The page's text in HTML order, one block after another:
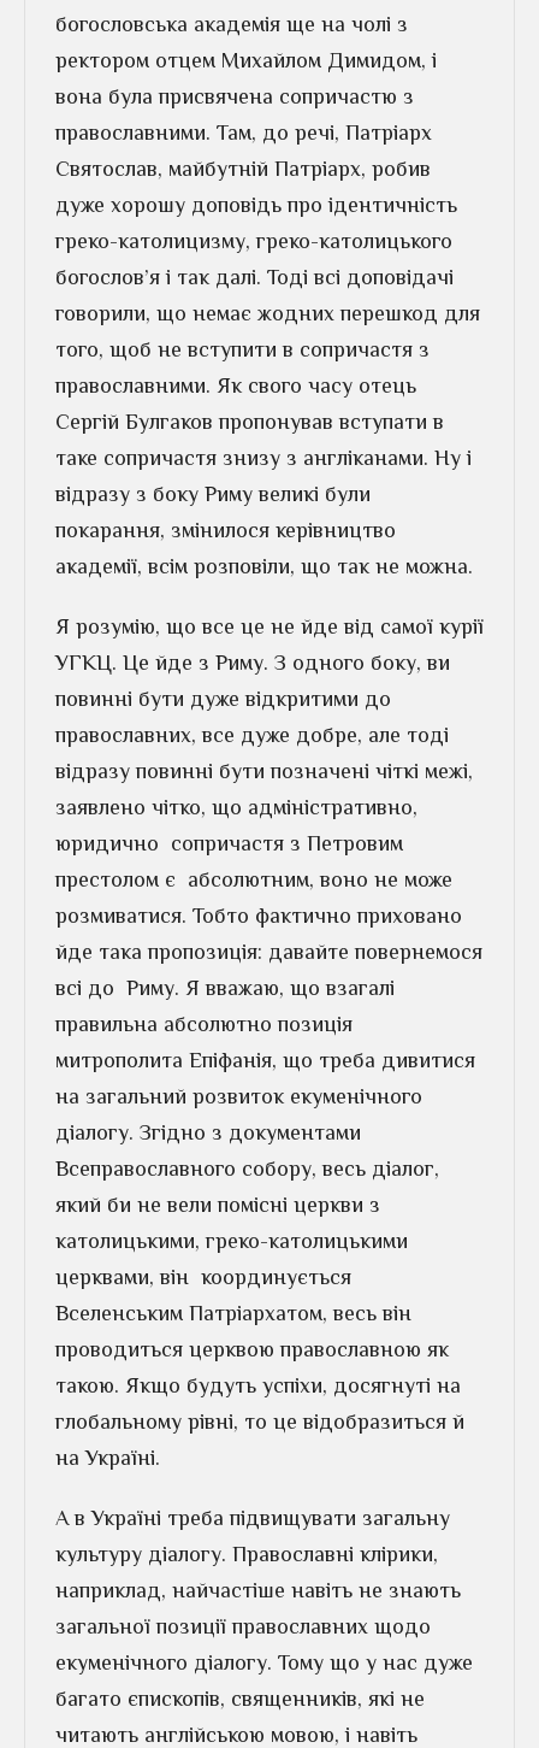
богословська академія ще на чолі з
ректором отцем Михайлом Димидом, і
вона була присвячена сопричастю з
православними. Там, до речі, Патріарх
Святослав, майбутній Патріарх, робив
дуже хорошу доповідь про ідентичність
греко-католицизму, греко-католицького
богослов’я і так далі. Тоді всі доповідачі
говорили, що немає жодних перешкод для
того, щоб не вступити в сопричастя з
православними. Як свого часу отець
Сергій Булгаков пропонував вступати в
таке сопричастя знизу з англіканами. Ну і
відразу з боку Риму великі були
покарання, змінилося керівництво
академії, всім розповіли, що так не можна.
Я розумію, що все це не йде від самої курії
УГКЦ. Це йде з Риму. З одного боку, ви
повинні бути дуже відкритими до
православних, все дуже добре, але тоді
відразу повинні бути позначені чіткі межі,
заявлено чітко, що адміністративно,
юридично сопричастя з Петровим
престолом є абсолютним, воно не може
розмиватися. Тобто фактично приховано
йде така пропозиція: давайте повернемося
всі до Риму. Я вважаю, що взагалі
правильна абсолютно позиція
митрополита Епіфанія, що треба дивитися
на загальний розвиток екуменічного
діалогу. Згідно з документами
Всеправославного собору, весь діалог,
який би не вели помісні церкви з
католицькими, греко-католицькими
церквами, він координується
Вселенським Патріархатом, весь він
проводиться церквою православною як
такою. Якщо будуть успіхи, досягнуті на
глобальному рівні, то це відобразиться й
на Україні.
А в Україні треба підвищувати загальну
культуру діалогу. Православні клірики,
наприклад, найчастіше навіть не знають
загальної позиції православних щодо
екуменічного діалогу. Тому що у нас дуже
багато єпископів, священників, які не
читають англійською мовою, і навіть